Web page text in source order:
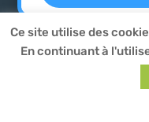
Ce site utilise des
En continuant à